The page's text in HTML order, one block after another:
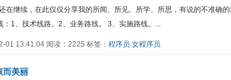
在继续，在此仅仅分享我的所闻、所见、所学、所思，有说的不准确的
：1、技术线路。2、业务路线。 3、实施路线。...
13:41:04 阅读：2225 标签： 程序员 女程序员
而美丽